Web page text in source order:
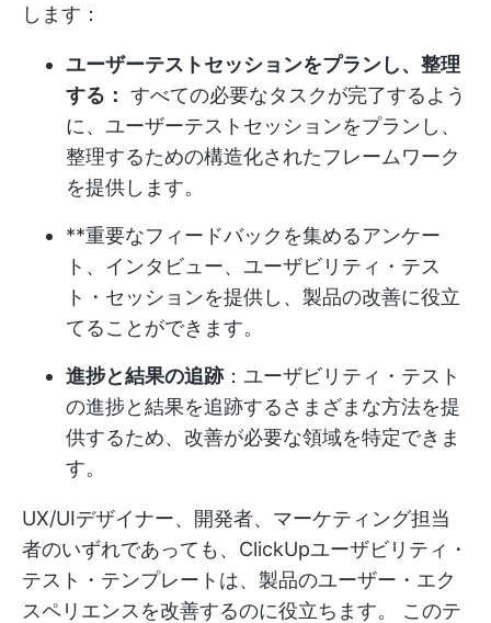
します：
ユーザーテストセッションをプランし、整理
する： すべての必要なタスクが完了するよう
に、ユーザーテストセッションをプランし、
整理するための構造化されたフレームワーク
を提供します。
**重要なフィードバックを集めるアンケー
ト、インタビュー、ユーザビリティ・テス
ト・セッションを提供し、製品の改善に役立
てることができます。
進捗と結果の追跡：ユーザビリティ・テスト
の進捗と結果を追跡するさまざまな方法を提
供するため、改善が必要な領域を特定できま
す。
UX/UIデザイナー、開発者、マーケティング担当
者のいずれであっても、ClickUpユーザビリティ・
テスト・テンプレートは、製品のユーザー・エク
スペリエンスを改善するのに役立ちます。 このテ